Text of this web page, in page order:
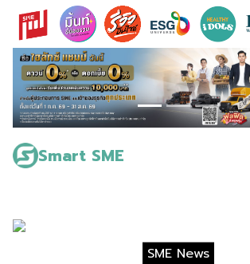
Skip
content
Smart SME
Search
for:
SME News